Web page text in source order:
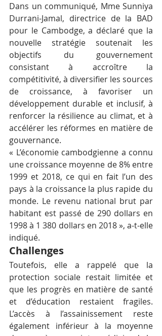
Dans un communiqué, Mme Sunniya
Durrani-Jamal, directrice de la BAD
pour le Cambodge, a déclaré que la
nouvelle stratégie soutenait les
objectifs du gouvernement
consistant à accroître la
compétitivité, à diversifier les sources
de croissance, à favoriser un
développement durable et inclusif, à
renforcer la résilience au climat, et à
accélérer les réformes en matière de
gouvernance.
« L’économie cambodgienne a connu
une croissance moyenne de 8% entre
1999 et 2018, ce qui en fait l’un des
pays à la croissance la plus rapide du
monde. Le revenu national brut par
habitant est passé de 290 dollars en
1998 à 1 380 dollars en 2018 », a-t-elle
indiqué.
Challenges
Toutefois, elle a rappelé que la
protection sociale restait limitée et
que les progrès en matière de santé
et d’éducation restaient fragiles.
L’accès à l’assainissement reste
également inférieur à la moyenne